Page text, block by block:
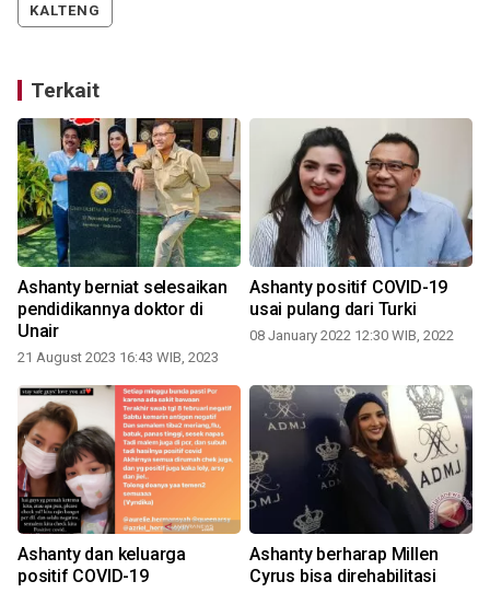
KALTENG
Terkait
Ashanty berniat selesaikan
pendidikannya doktor di
Unair
21 August 2023 16:43 WIB, 2023
Ashanty positif COVID-19
usai pulang dari Turki
08 January 2022 12:30 WIB, 2022
Ashanty dan keluarga
positif COVID-19
Ashanty berharap Millen
Cyrus bisa direhabilitasi